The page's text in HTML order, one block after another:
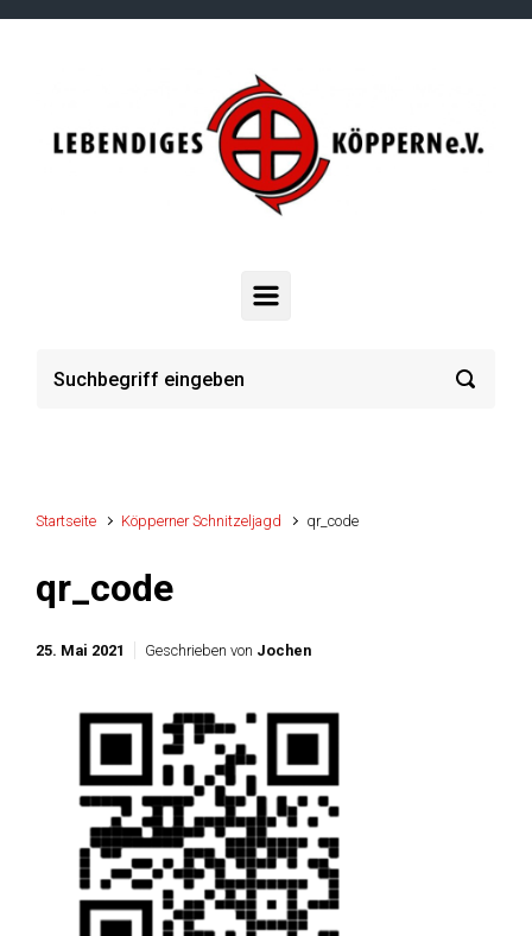
Zum Hauptinhalt springen
Startseite Köpperner Schnitzeljagd qr_code
qr_code
25. Mai 2021 Geschrieben von Jochen